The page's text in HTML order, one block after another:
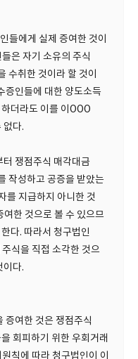
들에게 실제 증여한 것이
은 자기 소유의 주식
수취한 것이라 할 것이
증인들에 대한 양도소득
더라도 이를 이OOO
없다.
쟁점주식 매각대금
작성하고 공증을 받았는
를 지급하지 아니한 것
여한 것으로 볼 수 있으므
다. 따라서 청구법인
식을 직접 소각한 것으
이다.
증여한 것은 쟁점주식
회피하기 위한 우회거래
칙에 따라 청구법인이 이